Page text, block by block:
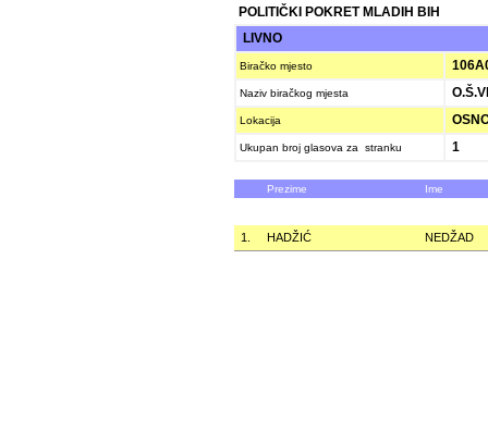
POLITIČKI POKRET MLADIH BIH
LIVNO
Biračko mjesto
Naziv biračkog mjesta
Lokacija
Ukupan broj glasova za stranku 1
Prezime Ime
1. HADŽIĆ NEDŽAD